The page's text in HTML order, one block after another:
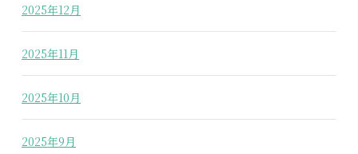
2025年12月
2025年11月
2025年10月
2025年9月